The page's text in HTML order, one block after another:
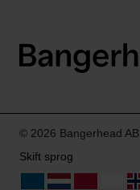
LinkedIn
© 2026 Bangerhead AB
Skift sprog